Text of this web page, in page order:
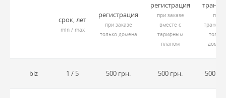
срок, лет
min / max
регистрация
при заказе
только домена
регистрация
при заказе
вместе с
тарифным
планом
при
только
домена
biz 1 / 5 500 грн. 500 грн. 500